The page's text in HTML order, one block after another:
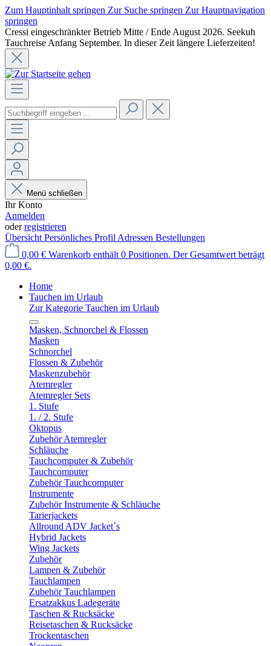
Zum Hauptinhalt springen Zur Suche springen Zur Hauptnavigation
springen
Cressi eingeschränkter Betrieb Mitte / Ende August 2026. Seekuh
Tauchreise Anfang September. In dieser Zeit längere Lieferzeiten!
Menü schließen
Ihr Konto
Anmelden
oderregistrieren
Übersicht Persönliches Profil Adressen Bestellungen
0,00 € Warenkorb enthält 0 Positionen. Der Gesamtwert beträgt
0,00 €.
Home
Tauchen im Urlaub
Zur Kategorie Tauchen im Urlaub
Masken, Schnorchel & Flossen
Masken
Schnorchel
Flossen & Zubehör
Maskenzubehör
Atemregler
Atemregler Sets
1. Stufe
1. / 2. Stufe
Oktopus
Zubehör Atemregler
Schläuche
Tauchcomputer & Zubehör
Tauchcomputer
Zubehör Tauchcomputer
Instrumente
Zubehör Instrumente & Schläuche
Tarierjackets
Allround ADV Jacket´s
Hybrid Jackets
Wing Jackets
Zubehör
Lampen & Zubehör
Tauchlampen
Zubehör Tauchlampen
Ersatzakkus Ladegeräte
Taschen & Rucksäcke
Reisetaschen & Rucksäcke
Trockentaschen